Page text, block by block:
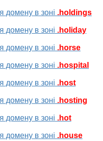
домену в зоні .holdings
домену в зоні .holiday
домену в зоні .horse
домену в зоні .hospital
домену в зоні .host
домену в зоні .hosting
домену в зоні .hot
домену в зоні .house